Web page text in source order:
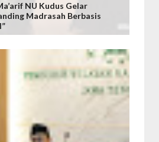
NU Kudus Gelar
Madrasah Berbasis